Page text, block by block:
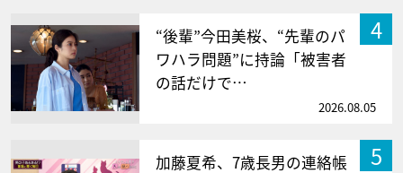
4
“後輩”今田美桜、“先輩のパ
ワハラ問題”に持論「被害者
の話だけで…
2026.08.05
5
加藤夏希、7歳長男の連絡帳